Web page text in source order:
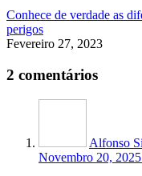
Conhece de verdade as
perigos
Fevereiro 27, 2023
2 comentários
Alfonso
Novembro 20,